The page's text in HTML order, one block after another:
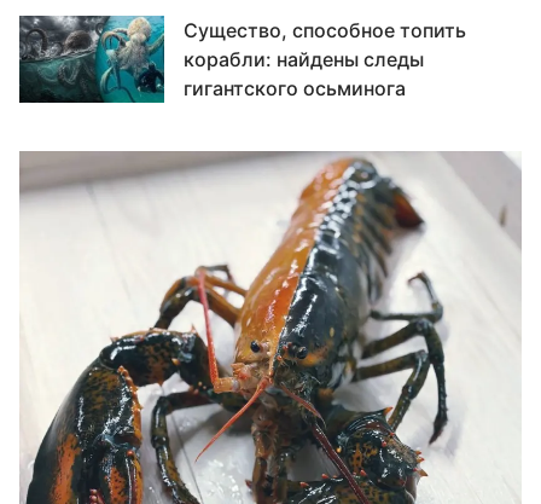
Существо, способное топить
корабли: найдены следы
гигантского осьминога